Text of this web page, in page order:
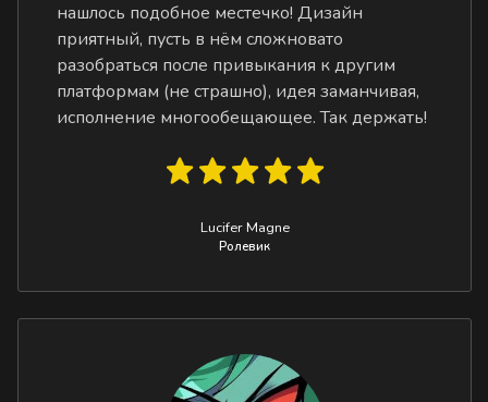
нашлось подобное местечко! Дизайн
приятный, пусть в нём сложновато
разобраться после привыкания к другим
платформам (не страшно), идея заманчивая,
исполнение многообещающее. Так держать!
Lucifer Magne
Ролевик